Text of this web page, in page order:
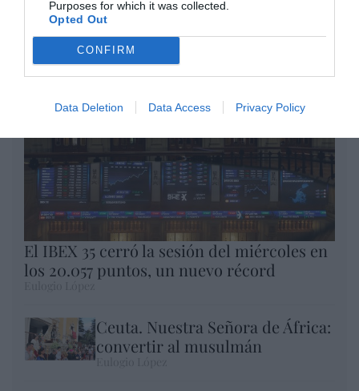
Purposes for which it was collected.
Opted Out
CONFIRM
Data Deletion Data Access Privacy Policy
Enormes minucias
por Eulogio López
El IBEX 35 cerró la sesión del miércoles en
los 20.057 puntos, un nuevo récord
Ceuta. Nuestra Señora de África:
convertir al musulmán